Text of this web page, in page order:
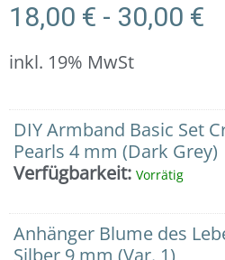
18,00 € - 30,00 €
inkl. 19% MwSt
DIY Armband Basic Set
Pearls 4 mm (Dark Grey)
Verfügbarkeit: Vorrätig
Anhänger Blume des
Armband:
Crystal
Pearls
4
dark
grey